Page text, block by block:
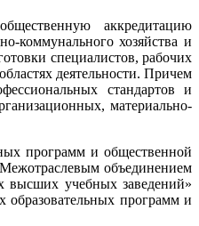
аккредитацию
коммунального хозяйства и
специалистов, рабочих
деятельности. Причем
стандартов и
материально-
программ и общественной
объединением
высших учебных заведений»
программ и